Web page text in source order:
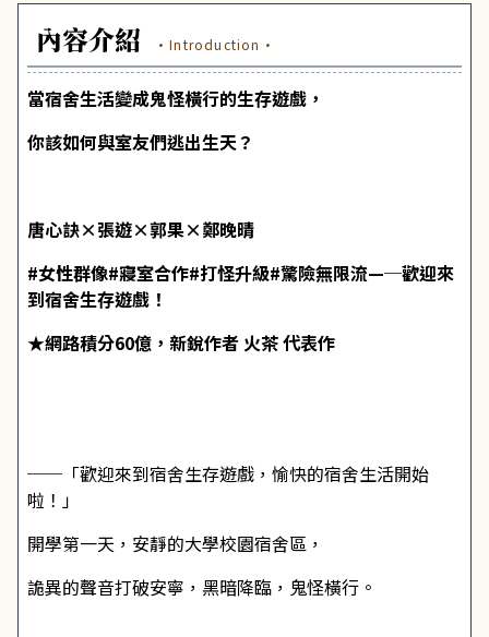
內容介紹 ·Introduction·
當宿舍生活變成鬼怪橫行的生存遊戲，
你該如何與室友們逃出生天？
唐心訣×張遊×郭果×鄭晚晴
#女性群像#寢室合作#打怪升級#驚險無限流—─歡迎來
到宿舍生存遊戲！
★網路積分60億，新銳作者 火茶 代表作
──「歡迎來到宿舍生存遊戲，愉快的宿舍生活開始
啦！」
開學第一天，安靜的大學校園宿舍區，
詭異的聲音打破安寧，黑暗降臨，鬼怪橫行。